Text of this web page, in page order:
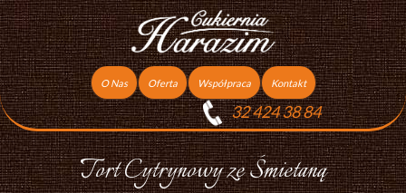
Tort Cytrynowy ze Śmietaną
O Nas Oferta
Torty
Ciasta
Ciasteczka
Współpraca
Praca
Kontakt
32 424 38 84